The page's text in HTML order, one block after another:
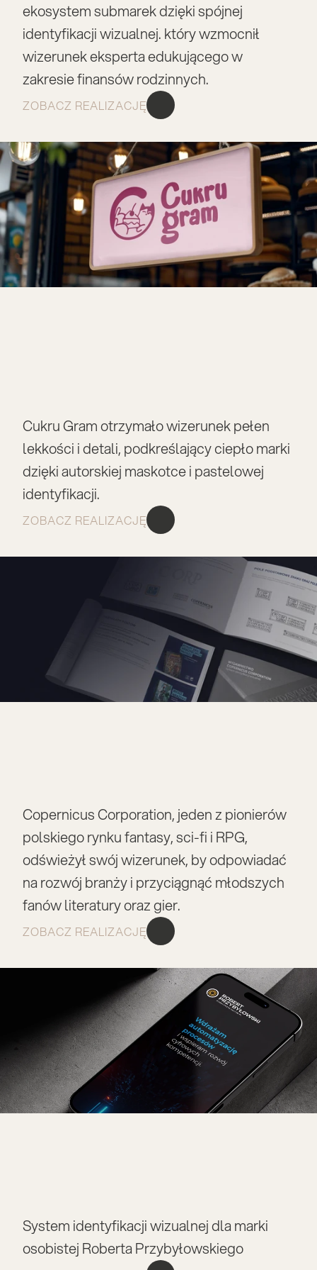
ekosystem submarek dzięki spójnej
identyfikacji wizualnej. który wzmocnił
wizerunek eksperta edukującego w
zakresie finansów rodzinnych.
ZOBACZ REALIZACJĘ
Cukru Gram otrzymało wizerunek pełen
lekkości i detali, podkreślający ciepło marki
dzięki autorskiej maskotce i pastelowej
identyfikacji.
ZOBACZ REALIZACJĘ
Copernicus Corporation, jeden z pionierów
polskiego rynku fantasy, sci-fi i RPG,
odświeżył swój wizerunek, by odpowiadać
na rozwój branży i przyciągnąć młodszych
fanów literatury oraz gier.
ZOBACZ REALIZACJĘ
System identyfikacji wizualnej dla marki
osobistej Roberta Przybyłowskiego